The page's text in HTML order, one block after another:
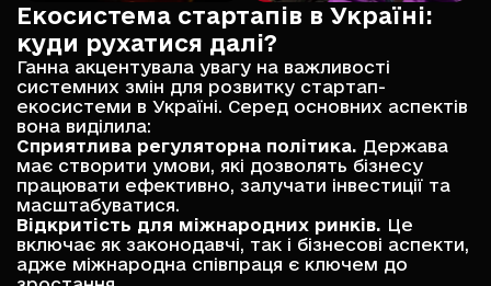
Екосистема стартапів в Україні:
куди рухатися далі?
Ганна акцентувала увагу на важливості
системних змін для розвитку стартап-
екосистеми в Україні. Серед основних аспектів
вона виділила:
Сприятлива регуляторна політика. Держава
має створити умови, які дозволять бізнесу
працювати ефективно, залучати інвестиції та
масштабуватися.
Відкритість для міжнародних ринків. Це
включає як законодавчі, так і бізнесові аспекти,
адже міжнародна співпраця є ключем до